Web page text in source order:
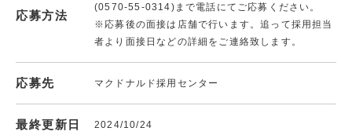
応募方法
(0570-55-0314)まで電話にてご応募ください。
※応募後の面接は店舗で行います。追って採用担当
者より面接日などの詳細をご連絡致します。
応募先 マクドナルド採用センター
最終更新日 2024/10/24